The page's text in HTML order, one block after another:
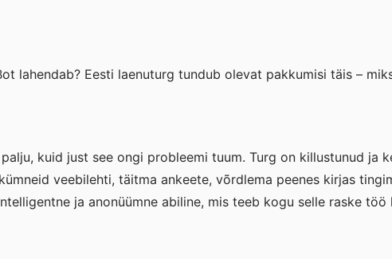
lahendab? Eesti laenuturg tundub olevat pakkumisi täis –
kuid just see ongi probleemi tuum. Turg on killustunud ja
veebilehti, täitma ankeete, võrdlema peenes kirjas
ja anonüümne abiline, mis teeb kogu selle raske töö